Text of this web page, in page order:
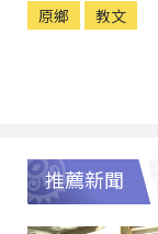
原鄉 教文
推薦新聞